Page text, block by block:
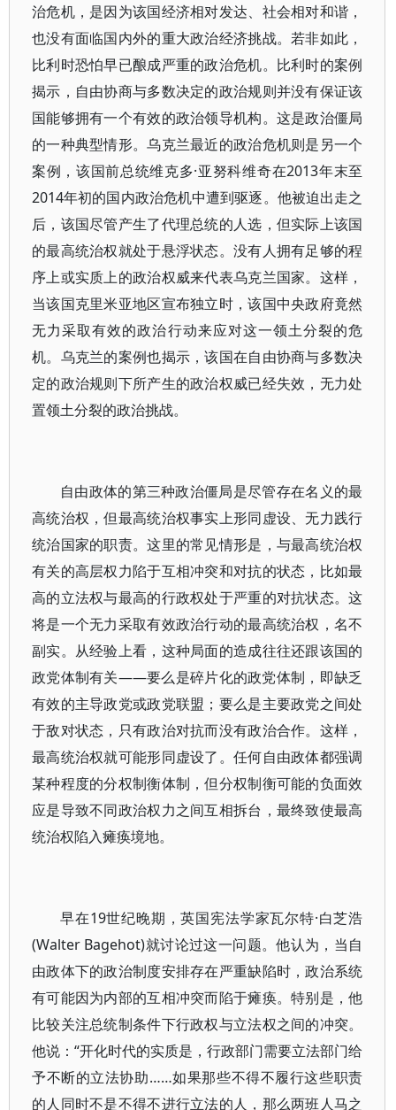
治危机，是因为该国经济相对发达、社会相对和谐，
也没有面临国内外的重大政治经济挑战。若非如此，
比利时恐怕早已酿成严重的政治危机。比利时的案例
揭示，自由协商与多数决定的政治规则并没有保证该
国能够拥有一个有效的政治领导机构。这是政治僵局
的一种典型情形。乌克兰最近的政治危机则是另一个
案例，该国前总统维克多·亚努科维奇在2013年末至
2014年初的国内政治危机中遭到驱逐。他被迫出走之
后，该国尽管产生了代理总统的人选，但实际上该国
的最高统治权就处于悬浮状态。没有人拥有足够的程
序上或实质上的政治权威来代表乌克兰国家。这样，
当该国克里米亚地区宣布独立时，该国中央政府竟然
无力采取有效的政治行动来应对这一领土分裂的危
机。乌克兰的案例也揭示，该国在自由协商与多数决
定的政治规则下所产生的政治权威已经失效，无力处
置领土分裂的政治挑战。
自由政体的第三种政治僵局是尽管存在名义的最
高统治权，但最高统治权事实上形同虚设、无力践行
统治国家的职责。这里的常见情形是，与最高统治权
有关的高层权力陷于互相冲突和对抗的状态，比如最
高的立法权与最高的行政权处于严重的对抗状态。这
将是一个无力采取有效政治行动的最高统治权，名不
副实。从经验上看，这种局面的造成往往还跟该国的
政党体制有关——要么是碎片化的政党体制，即缺乏
有效的主导政党或政党联盟；要么是主要政党之间处
于敌对状态，只有政治对抗而没有政治合作。这样，
最高统治权就可能形同虚设了。任何自由政体都强调
某种程度的分权制衡体制，但分权制衡可能的负面效
应是导致不同政治权力之间互相拆台，最终致使最高
统治权陷入瘫痪境地。
早在19世纪晚期，英国宪法学家瓦尔特·白芝浩
(Walter Bagehot)就讨论过这一问题。他认为，当自
由政体下的政治制度安排存在严重缺陷时，政治系统
有可能因为内部的互相冲突而陷于瘫痪。特别是，他
比较关注总统制条件下行政权与立法权之间的冲突。
他说：“开化时代的实质是，行政部门需要立法部门给
予不断的立法协助……如果那些不得不履行这些职责
的人同时不是不得不进行立法的人，那么两班人马之